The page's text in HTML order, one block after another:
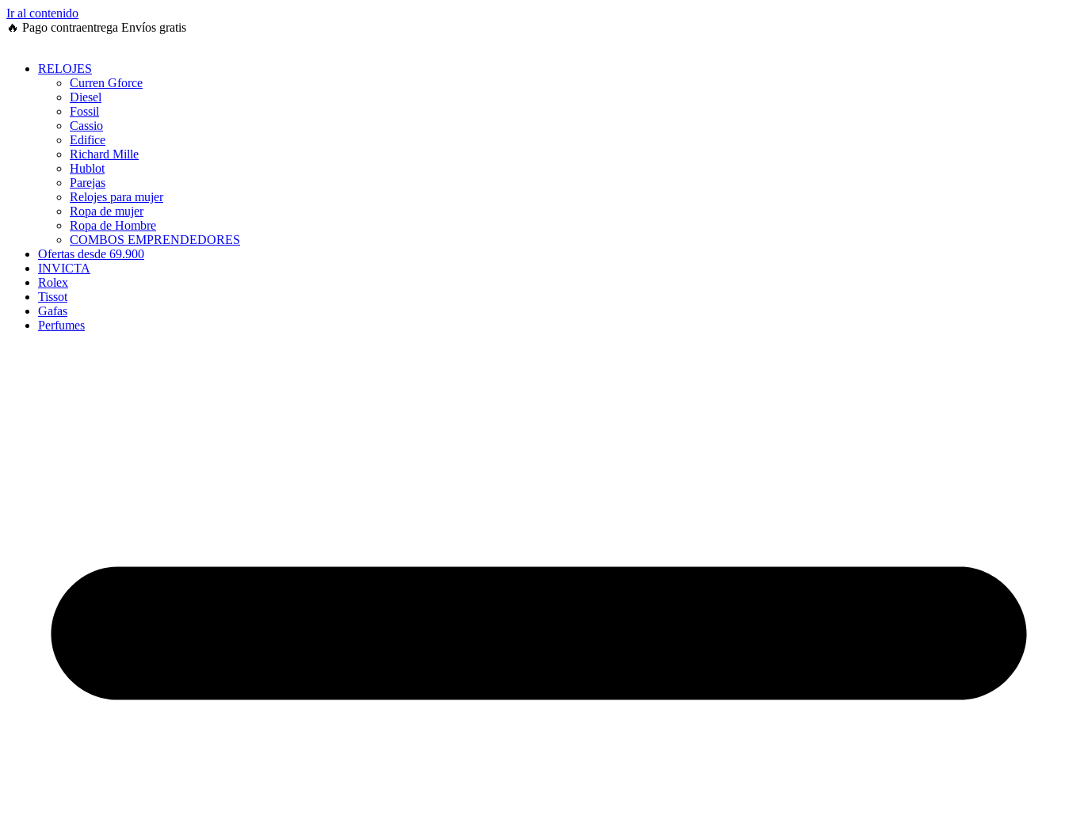
Ir al contenido
🔥 Pago contraentrega Envíos gratis
RELOJES
Curren Gforce
Diesel
Fossil
Cassio
Edifice
Richard Mille
Hublot
Parejas
Relojes para mujer
Ropa de mujer
Ropa de Hombre
COMBOS EMPRENDEDORES
Ofertas desde 69.900
INVICTA
Rolex
Tissot
Gafas
Perfumes